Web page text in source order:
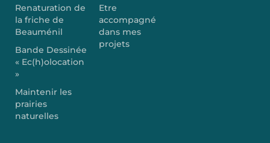
Renaturation de
la friche de
Beauménil
Bande Dessinée
« Ec(h)olocation
»
Maintenir les
prairies
naturelles
Etre
accompagné
dans mes
projets